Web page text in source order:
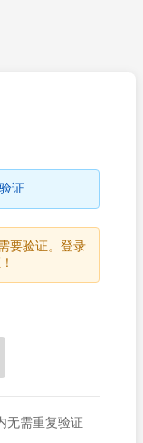
证
要验证。登录
无需重复验证